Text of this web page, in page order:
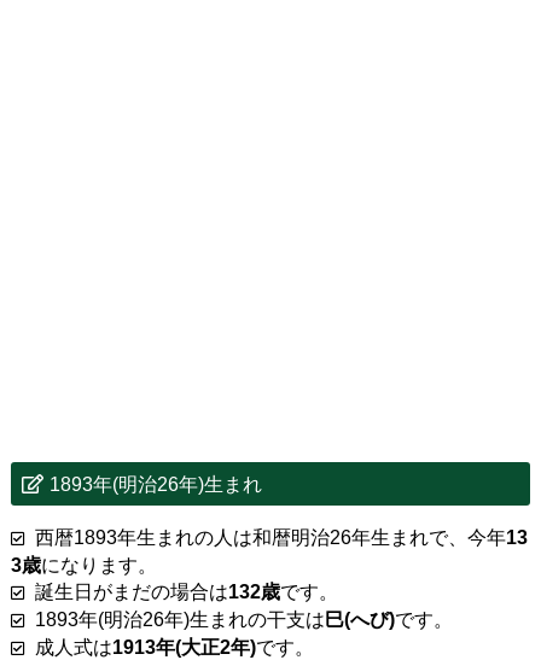
1893年(明治26年)生まれ
西暦1893年生まれの人は和暦明治26年生まれで、今年13
3歳になります。
誕生日がまだの場合は132歳です。
1893年(明治26年)生まれの干支は 巳(へび)です。
成人式は1913年(大正2年)です。